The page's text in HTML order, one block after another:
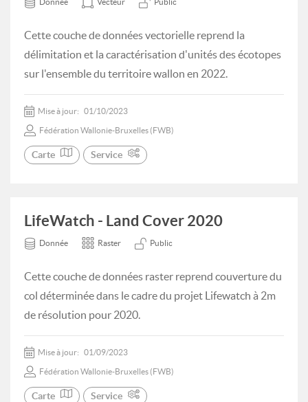
Cette couche de données vectorielle reprend la
délimitation et la caractérisation d'unités des écotopes
sur l'ensemble du territoire wallon en 2022.
Mise à jour: 01/10/2023
Fédération Wallonie-Bruxelles (FWB)
Carte Service
LifeWatch - Land Cover 2020
Donnée Raster Public
Cette couche de données raster reprend couverture du
col déterminée dans le cadre du projet Lifewatch à 2m
de résolution pour 2020.
Mise à jour: 01/09/2023
Fédération Wallonie-Bruxelles (FWB)
Carte Service